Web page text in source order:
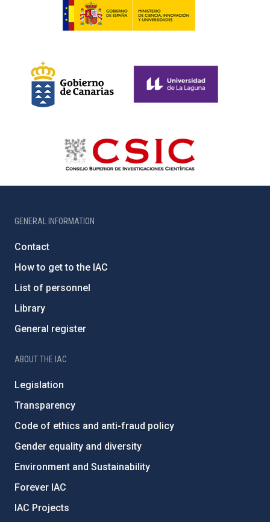
GENERAL INFORMATION
Contact
How to get to the IAC
List of personnel
Library
General register
ABOUT THE IAC
Legislation
Transparency
Code of ethics and anti-fraud policy
Gender equality and diversity
Environment and Sustainability
Forever IAC
IAC Projects